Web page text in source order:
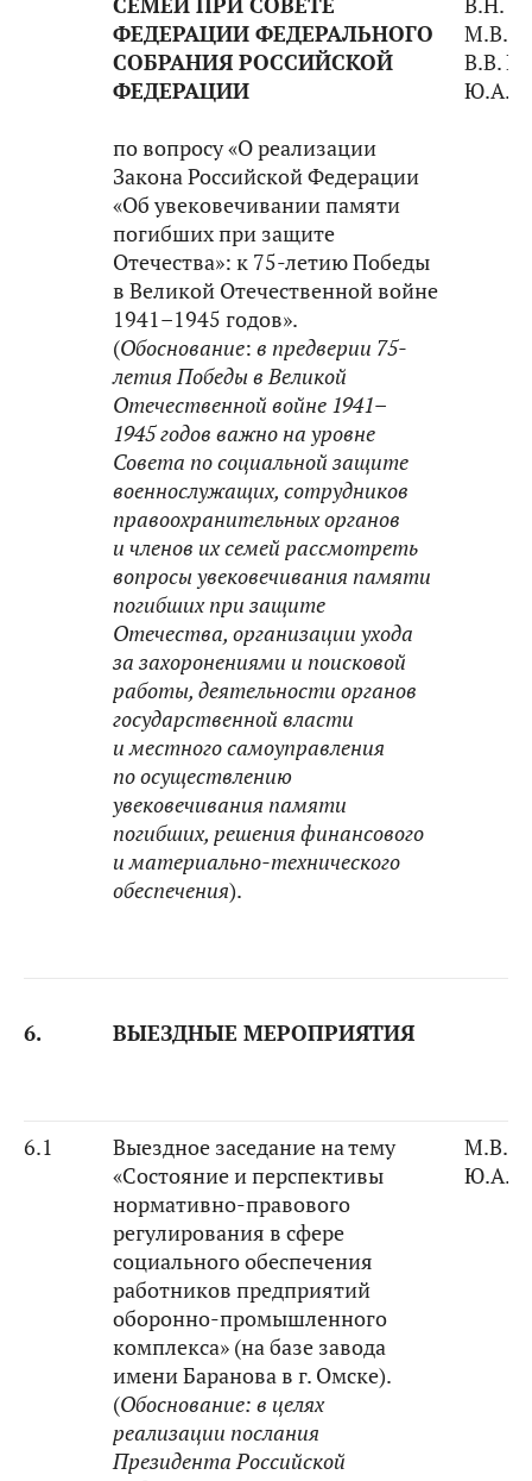
ФЕДЕРАЦИИ ФЕДЕРАЛЬНОГО
СОБРАНИЯ РОССИЙСКОЙ
ФЕДЕРАЦИИ
по вопросу «О реализации
Закона Российской Федерации
«Об увековечивании памяти
погибших при защите
Отечества»: к 75-летию Победы
в Великой Отечественной войне
1941–1945 годов».
(Обоснование: в предверии 75-
летия Победы в Великой
Отечественной войне 1941–
1945 годов важно на уровне
Совета по социальной защите
военнослужащих, сотрудников
правоохранительных органов
и членов их семей рассмотреть
вопросы увековечивания памяти
погибших при защите
Отечества, организации ухода
за захоронениями и поисковой
работы, деятельности органов
государственной власти
и местного самоуправления
по осуществлению
увековечивания памяти
погибших, решения финансового
и материально-технического
обеспечения).
М.В.
В.В.
Ю.А.
6. ВЫЕЗДНЫЕ МЕРОПРИЯТИЯ
6.1
Выездное заседание на тему
«Состояние и перспективы
нормативно-правового
регулирования в сфере
социального обеспечения
работников предприятий
оборонно-промышленного
комплекса» (на базе завода
имени Баранова в г. Омске).
(Обоснование: в целях
реализации послания
Президента Российской
М.В.
Ю.А.